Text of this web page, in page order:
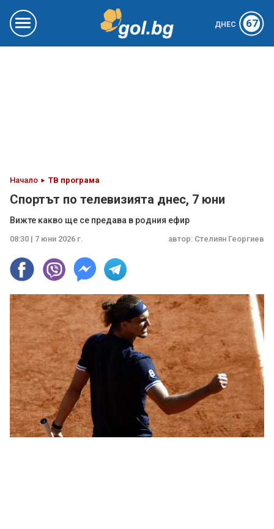
ДНЕС 67
Начало ТВ програма
Спортът по телевизията днес, 7 юни
Вижте какво ще се предава в родния ефир
08:30 | 7 юни 2026 г. автор: Стелиян Георгиев